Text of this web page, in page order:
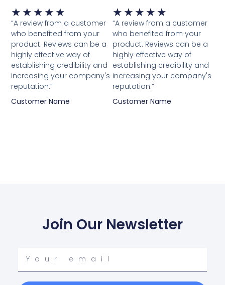
★ ★ ★ ★ ★ Waardering
5
van
5
“A review from a customer
who benefited from your
product. Reviews can be a
highly effective way of
establishing credibility and
increasing your company's
reputation.”
Customer Name
★ ★ ★ ★ ★
5
van
5
“A review from a customer
who benefited from your
product. Reviews can be a
highly effective way of
establishing credibility and
increasing your company's
reputation.”
Customer Name
Join Our Newsletter
email